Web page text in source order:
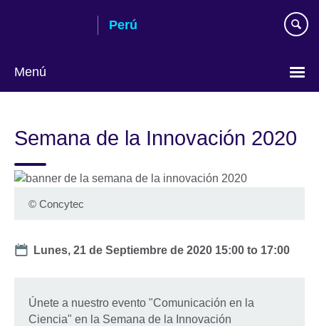
Perú
Menú
language
Semana de la Innovación 2020
© Concytec
Date
Lunes, 21 de Septiembre de 2020 15:00 to 17:00
Únete a nuestro evento "Comunicación en la
Ciencia" en la Semana de la Innovación